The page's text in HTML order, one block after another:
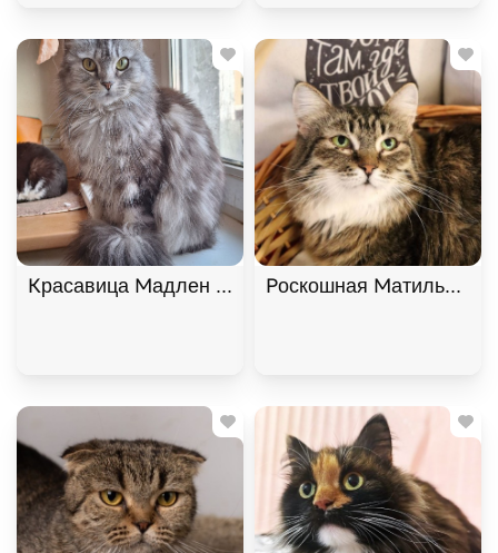
Красавица Мадлен из МурМяу ищет дом. В дар!,
Роскошная Матильда в